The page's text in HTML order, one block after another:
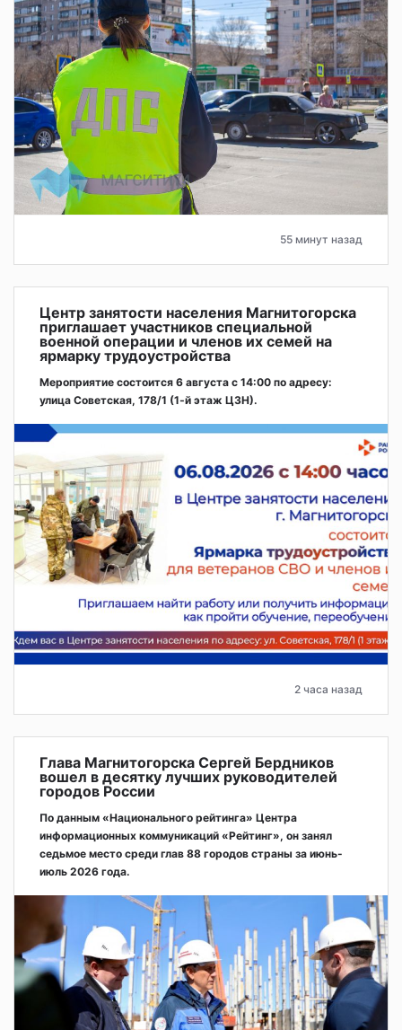
55 минут назад
Центр занятости населения Магнитогорска
приглашает участников специальной
военной операции и членов их семей на
ярмарку трудоустройства
Мероприятие состоится 6 августа с 14:00 по адресу:
улица Советская, 178/1 (1‑й этаж ЦЗН).
2 часа назад
Глава Магнитогорска Сергей Бердников
вошел в десятку лучших руководителей
городов России
По данным «Национального рейтинга» Центра
информационных коммуникаций «Рейтинг», он занял
седьмое место среди глав 88 городов страны за июнь-
июль 2026 года.